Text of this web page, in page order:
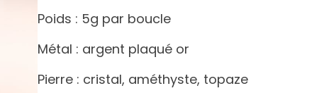
Poids : 5g par boucle
Métal : argent plaqué or
Pierre : cristal, améthyste, topaze